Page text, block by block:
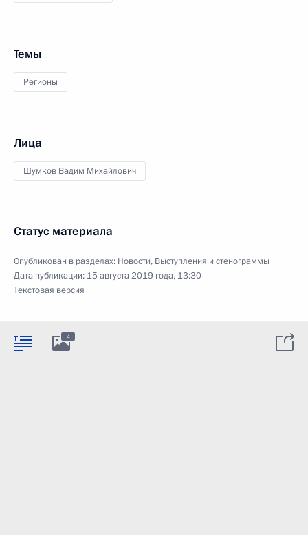
Темы
Регионы
Лица
Шумков Вадим Михайлович
Статус материала
Опубликован в разделах: Новости, Выступления и стенограммы
Дата публикации: 15 августа 2019 года, 13:30
Текстовая версия
4